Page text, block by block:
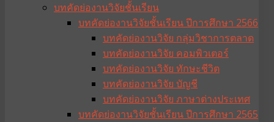
บทคัดย่องานวิจัยชั้นเรียน
บทคัดย่องานวิจัยชั้นเรียน ปีการศึกษา 2566
บทคัดย่องานวิจัย กลุ่มวิชาการตลาด
บทคัดย่องานวิจัย คอมพิวเตอร์
บทคัดย่องานวิจัย ทักษะชีวิต
บทคัดย่องานวิจัย บัญชี
บทคัดย่องานวิจัย ภาษาต่างประเทศ
บทคัดย่องานวิจัยชั้นเรียน ปีการศึกษา 2565